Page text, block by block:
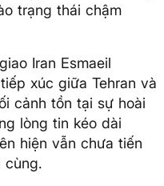
trạng thái chậm
Iran Esmaeil
xúc giữa Tehran và
cảnh tồn tại sự hoài
lòng tin kéo dài
hiện vẫn chưa tiến
cùng.